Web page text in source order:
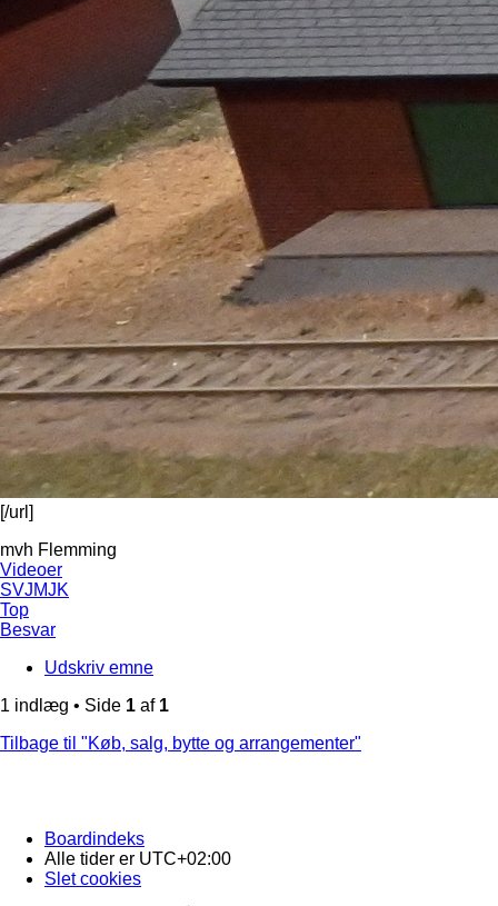
[/url]
mvh Flemming
Videoer
SVJMJK
Top
Besvar
Udskriv emne
1 indlæg • Side 1 af 1
Tilbage til "Køb, salg, bytte og arrangementer"
Boardindeks
Alle tider er UTC+02:00
Slet cookies